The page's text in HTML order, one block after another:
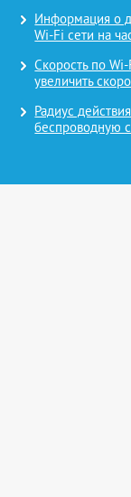
Информация о
Wi-Fi сети на
Скорость по
увеличить
Радиус
беспроводную